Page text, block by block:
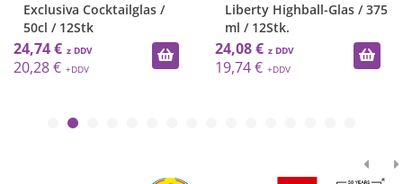
Exclusiva Cocktailglas /
50cl / 12Stk
24,74 €
20,28 €
Liberty Highball-Glas / 375
ml / 12Stk.
24,08 €
19,74 €